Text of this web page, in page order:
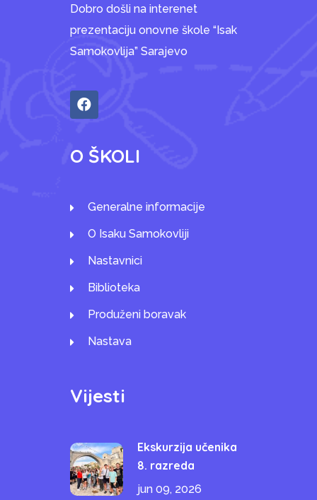
Dobro došli na interenet
prezentaciju onovne škole “Isak
Samokovlija” Sarajevo
O ŠKOLI
Generalne informacije
O Isaku Samokovliji
Nastavnici
Biblioteka
Produženi boravak
Nastava
Vijesti
Ekskurzija učenika
8. razreda
jun 09, 2026